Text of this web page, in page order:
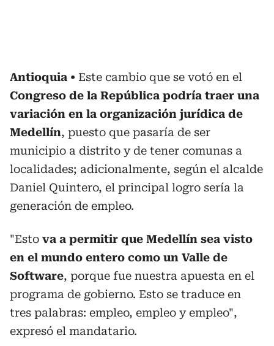
Antioquia
Este cambio que se votó en el
Congreso de la República podría traer una
variación en la organización jurídica de
Medellín, puesto que pasaría de ser
municipio a distrito y de tener comunas a
localidades; adicionalmente, según el alcalde
Daniel Quintero, el principal logro sería la
generación de empleo.
"Esto va a permitir que Medellín sea visto
en el mundo entero como un Valle de
Software, porque fue nuestra apuesta en el
programa de gobierno. Esto se traduce en
tres palabras: empleo, empleo y empleo",
expresó el mandatario.